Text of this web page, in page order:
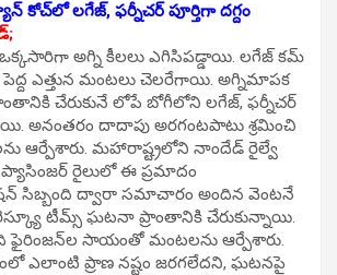
కోచ్‌లో లగేజ్‌, ఫర్నీచర్‌ పూర్తిగా దగ్దం
అగ్ని కీలలు ఎగిసిపడ్డాయి. లగేజ్‌ కమ్‌
ఎత్తున మంటలు చెలరేగాయి. అగ్నిమాపక
చేరుకునే లోపే బోగీలోని లగేజ్‌, ఫర్నీచర్‌
అనంతరం దాదాపు అరగంటపాటు శ్రమించి
ఆర్పేశారు. మహారాష్ట్రలోని నాందేడ్‌ రైల్వే
ప్యాసింజర్‌ రైలులో ఈ ప్రమాదం
సిబ్బంది ద్వారా సమాచారం అందిన వెంటనే
టీమ్స్‌ ఘటనా ప్రాంతానికి చేరుకున్నాయి.
ఫైరింజన్‌ల సాయంతో మంటలను ఆర్పేశారు.
ఎలాంటి ప్రాణ నష్టం జరగలేదని, ఘటనపై